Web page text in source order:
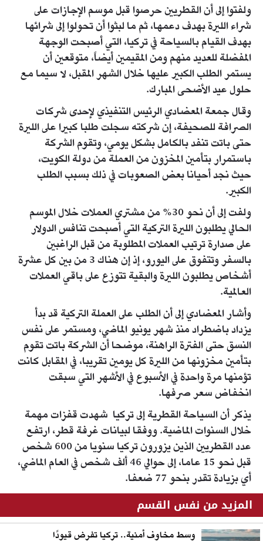
ولفتوا إلى أن القطريين حرصوا قبل موسم الإجازات على
شراء الليرة بهدف دعمها، ثم ما لبثوا أن تحولوا إلى شرائها
بهدف القيام بالسياحة في تركيا، التي أصبحت الوجهة
المفضلة للعديد منهم ومن المقيمين أيضاً، متوقعين أن
يستمر الطلب الكبير عليها خلال الشهر المقبل، لا سيما مع
حلول عيد الأضحى المبارك.
وقال جمعة المعضادي الرئيس التنفيذي لإحدى شركات
الصرافة للصحيفة، إن شركته سجلت طلبا كبيرا على الليرة
حتى باتت تنفد بالكامل بشكل يومي، وتقوم الشركة
باستمرار بتأمين المخزون من العملة من دولة الكويت،
حيث نجد أحيانا بعض الصعوبات في ذلك بسبب الطلب
الكبير.
ولفت إلى أن نحو 30% من مشتري العملات خلال الموسم
الحالي يطلبون الليرة التركية التي أصبحت تنافس الدولار
على صدارة ترتيب العملات المطلوبة من قبل الراغبين
بالسفر وتتفوق على اليورو، إذ إن هناك 3 من بين كل عشرة
أشخاص يطلبون الليرة والبقية تتوزع على باقي العملات
العالمية.
وأشار المعضادي إلى أن الطلب على العملة التركية قد بدأ
يزداد باضطراد منذ شهر يونيو الماضي، ومستمر على نفس
النسق حتى الفترة الراهنة، موضحا أن الشركة باتت تقوم
بتأمين مخزونها من الليرة كل يومين تقريبا، في المقابل كانت
تؤمنها مرة واحدة في الأسبوع في الأشهر التي سبقت
انخفاض سعر صرفها.
يذكر أن السياحة القطرية إلى تركيا شهدت قفزات مهمة
خلال السنوات الماضية. ووفقا لبيانات غرفة قطر، ارتفع
عدد القطريين الذين يزورون تركيا سنويا من 600 شخص
قبل نحو 15 عاما، إلى حوالي 46 ألف شخص في العام الماضي،
أي بزيادة تقدر بنحو 77 ضعفا.
المزيد من نفس القسم
وسط مخاوف أمنية.. تركيا تفرض قيودًا